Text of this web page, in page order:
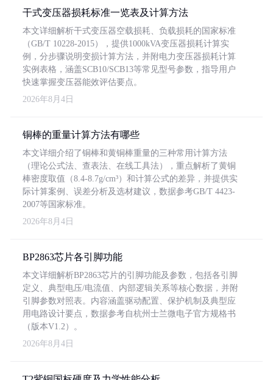
干式变压器损耗标准一览表及计算方法
本文详细解析干式变压器空载损耗、负载损耗的国家标准
（GB/T 10228-2015），提供1000kVA变压器损耗计算实
例，分步骤说明变损计算方法，并附电力变压器损耗计算
实例表格，涵盖SCB10/SCB13等常见型号参数，指导用户
快速掌握变压器能效评估要点。
2026年8月4日
铜棒的重量计算方法有哪些
本文详细介绍了铜棒和黄铜棒重量的三种常用计算方法
（理论公式法、查表法、在线工具法），重点解析了黄铜
棒密度取值（8.4-8.7g/cm³）和计算公式的差异，并提供实
际计算案例、误差分析及选材建议，数据参考GB/T 4423-
2007等国家标准。
2026年8月4日
BP2863芯片各引脚功能
本文详细解析BP2863芯片的引脚功能及参数，包括各引脚
定义、典型电压/电流值、内部逻辑关系等核心数据，并附
引脚参数对照表。内容涵盖驱动配置、保护机制及典型应
用电路设计要点，数据参考自杭州士兰微电子官方规格书
（版本V1.2）。
2026年8月4日